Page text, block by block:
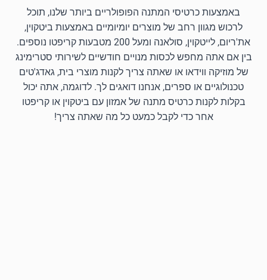
באמצעות כרטיסי המתנה הפופולריים ביותר שלנו, תוכל
לרכוש מגוון רחב של מוצרים יומיומיים באמצעות ביטקוין,
את'ריום, לייטקוין, סולאנה ומעל 200 מטבעות קריפטו נוספים.
בין אם אתה מחפש לכסות מנויים חודשיים לשירותי סטרימינג
של מוזיקה ווידאו או שאתה צריך לקנות מוצרי בית, גאדג'טים
טכנולוגיים או ספרים, אנחנו דואגים לך. לדוגמה, אתה יכול
בקלות לקנות כרטיס מתנה של אמזון עם ביטקוין או קריפטו
אחר כדי לקבל כמעט כל מה שאתה צריך!